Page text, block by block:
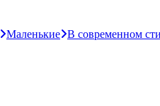
Маленькие В современном